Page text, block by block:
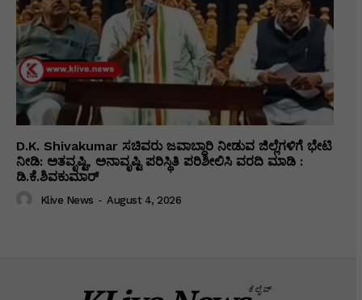
D.K. Shivakumar ಸಚಿವರು ಜವಾಬ್ದಾರಿ ನೀಡುವ ಜಿಲ್ಲೆಗಳಿಗೆ ಭೇಟಿ
ನೀಡಿ: ಅತವೃಷ್ಟಿ, ಅನಾವೃಷ್ಟಿ ಪರಿಸ್ಥಿತಿ ಪರಿಶೀಲಿಸಿ ವರದಿ ಮಾಡಿ :
ಡಿ.ಕೆ.ಶಿವಕುಮಾರ್
Klive News - August 4, 2026
ಕೆಲೈವ್